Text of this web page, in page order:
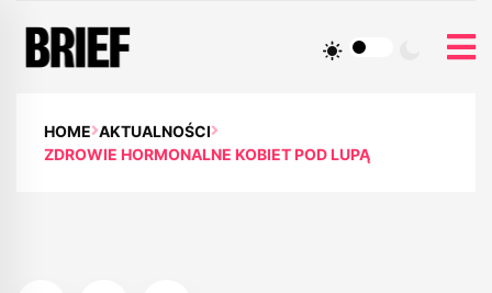
HOME AKTUALNOŚCI
ZDROWIE HORMONALNE KOBIET POD LUPĄ